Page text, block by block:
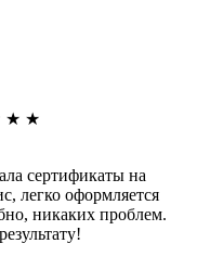
★ ★
сертификаты на
легко оформляется
никаких проблем.